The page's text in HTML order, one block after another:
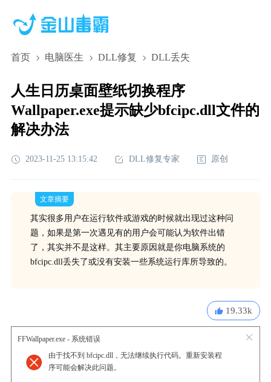
首页 电脑医生 DLL修复 DLL丢失
人生日历桌面壁纸切换程序
Wallpaper.exe提示缺少bfcipc.dll文件的
解决办法
2023-11-25 13:15:42 DLL修复专家 原创
文章摘要
其实很多用户在运行软件或游戏的时候就出现过这种问
题，如果是第一次遇见有的用户会可能认为软件出错
了，其实并不是这样。其主要原因就是你电脑系统的
bfcipc.dll丢失了或没有安装一些系统运行库所导致的。
19.33k
FFWallpaper.exe - 系统错误
由于找不到 bfcipc.dll，无法继续执行代码。重新安装程
序可能会解决此问题。